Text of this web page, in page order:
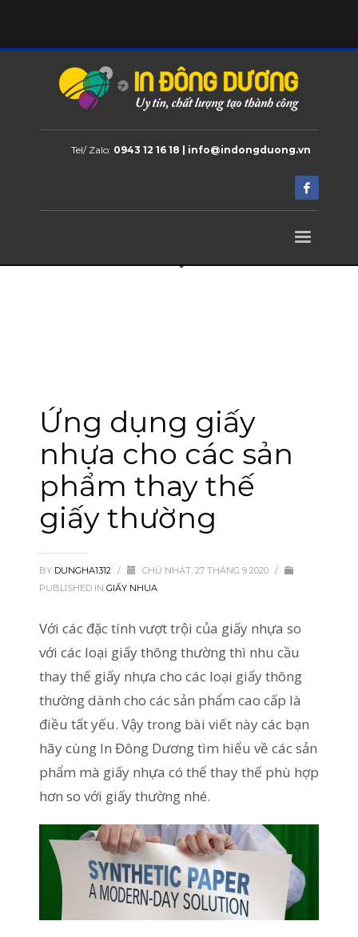
Tel/ Zalo: 0943 12 16 18 | info@indongduong.vn
Ứng dụng giấy
nhựa cho các sản
phẩm thay thế
giấy thường
BY DUNGHA1312 / CHỦ NHẬT, 27 THÁNG 9 2020 /
PUBLISHED IN GIẤY NHUA
Với các đặc tính vượt trội của giấy nhựa so
với các loại giấy thông thường thì nhu cầu
thay thế giấy nhựa cho các loại giấy thông
thường dành cho các sản phẩm cao cấp là
điều tất yếu. Vậy trong bài viết này các bạn
hãy cùng In Đông Dương tìm hiểu về các sản
phẩm mà giấy nhựa có thể thay thế phù hợp
hơn so với giấy thường nhé.